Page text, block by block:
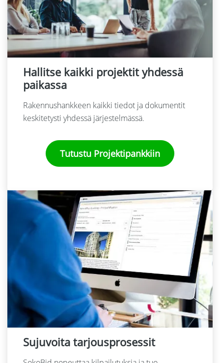
Hallitse kaikki projektit yhdessä
paikassa​
Rakennushankkeen kaikki tiedot ja dokumentit
keskitetysti yhdessä järjestelmässä.
Tutustu Projektipankkiin
Sujuvoita tarjousprosessit